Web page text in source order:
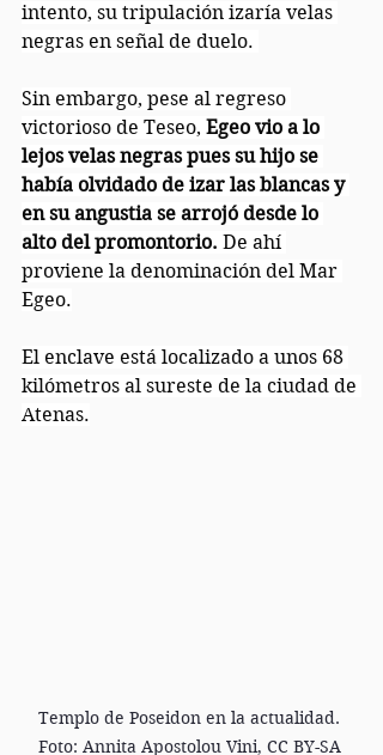
intento, su tripulación izaría velas
negras en señal de duelo.
Sin embargo, pese al regreso
victorioso de Teseo, Egeo vio a lo
lejos velas negras pues su hijo se
había olvidado de izar las blancas y
en su angustia se arrojó desde lo
alto del promontorio. De ahí
proviene la denominación del Mar
Egeo.
El enclave está localizado a unos 68
kilómetros al sureste de la ciudad de
Atenas.
Templo de Poseidon en la actualidad.
Foto: Annita Apostolou Vini, CC BY-SA